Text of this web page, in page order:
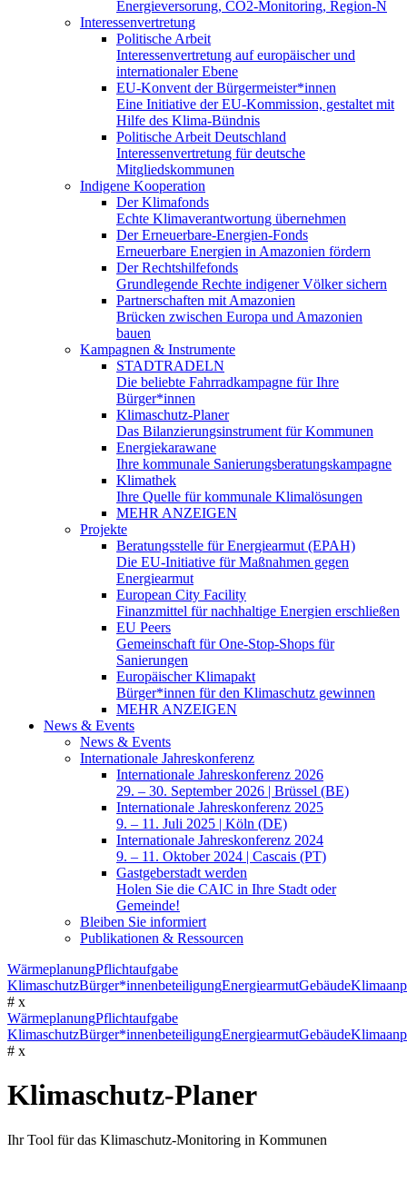
Energieversorung, CO2-Monitoring, Region-N
Interessenvertretung
Politische Arbeit
Interessenvertretung auf europäischer und
internationaler Ebene
EU-Konvent der Bürgermeister*innen
Eine Initiative der EU-Kommission, gestaltet mit
Hilfe des Klima-Bündnis
Politische Arbeit Deutschland
Interessenvertretung für deutsche
Mitgliedskommunen
Indigene Kooperation
Der Klimafonds
Echte Klimaverantwortung übernehmen
Der Erneuerbare-Energien-Fonds
Erneuerbare Energien in Amazonien fördern
Der Rechtshilfefonds
Grundlegende Rechte indigener Völker sichern
Partnerschaften mit Amazonien
Brücken zwischen Europa und Amazonien
bauen
Kampagnen & Instrumente
STADTRADELN
Die beliebte Fahrradkampagne für Ihre
Bürger*innen
Klimaschutz-Planer
Das Bilanzierungsinstrument für Kommunen
Energiekarawane
Ihre kommunale Sanierungsberatungskampagne
Klimathek
Ihre Quelle für kommunale Klimalösungen
MEHR ANZEIGEN
Projekte
Beratungsstelle für Energiearmut (EPAH)
Die EU-Initiative für Maßnahmen gegen
Energiearmut
European City Facility
Finanzmittel für nachhaltige Energien erschließen
EU Peers
Gemeinschaft für One-Stop-Shops für
Sanierungen
Europäischer Klimapakt
Bürger*innen für den Klimaschutz gewinnen
MEHR ANZEIGEN
News & Events
News & Events
Internationale Jahreskonferenz
Internationale Jahreskonferenz 2026
29. – 30. September 2026 | Brüssel (BE)
Internationale Jahreskonferenz 2025
9. – 11. Juli 2025 | Köln (DE)
Internationale Jahreskonferenz 2024
9. – 11. Oktober 2024 | Cascais (PT)
Gastgeberstadt werden
Holen Sie die CAIC in Ihre Stadt oder
Gemeinde!
Bleiben Sie informiert
Publikationen & Ressourcen
WärmeplanungPflichtaufgabe
KlimaschutzBürger*innenbeteiligungEnergiearmutGebäude
# x
WärmeplanungPflichtaufgabe
KlimaschutzBürger*innenbeteiligungEnergiearmutGebäude
# x
Klimaschutz-Planer
Ihr Tool für das Klimaschutz-Monitoring in Kommunen